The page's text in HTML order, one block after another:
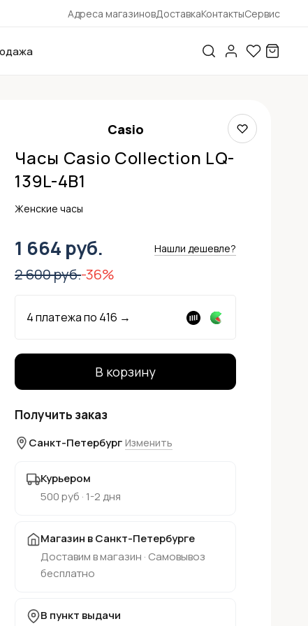
Адреса магазиновДоставкаКонтактыСервис
Casio
Часы Casio Collection LQ-
139L-4B1
Женские часы
1 664 руб. Нашли дешевле?
2 600 руб.-36%
4 платежа по 416 →
В корзину
Получить заказ
Санкт-Петербург Изменить
Курьером
500 руб · 1-2 дня
Магазин в Санкт-Петербурге
Доставим в магазин · Самовывоз
бесплатно
В пункт выдачи